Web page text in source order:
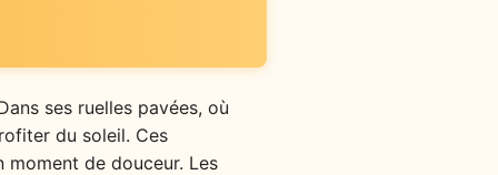
ses ruelles pavées, où
du soleil. Ces
moment de douceur. Les